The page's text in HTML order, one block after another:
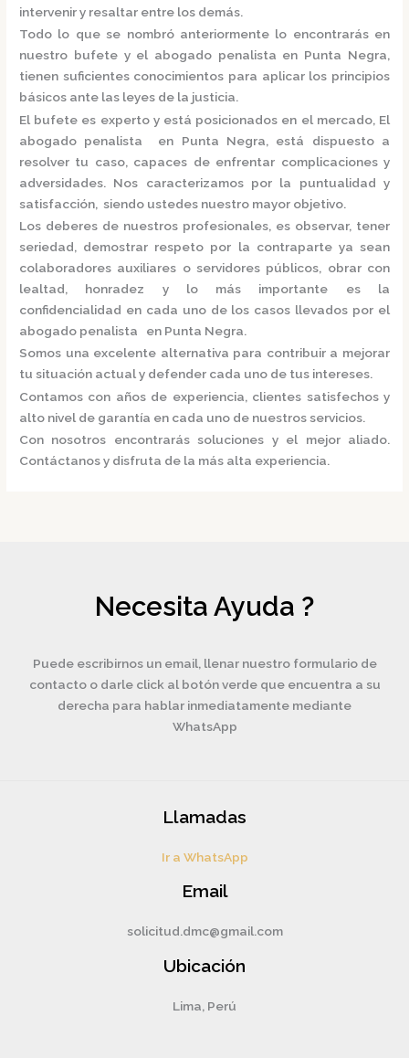
intervenir y resaltar entre los demás.
Todo lo que se nombró anteriormente lo encontrarás en
nuestro bufete y el abogado penalista en Punta Negra,
tienen suficientes conocimientos para aplicar los principios
básicos ante las leyes de la justicia.
El bufete es experto y está posicionados en el mercado, El
abogado penalista en Punta Negra, está
dispuesto a
resolver tu caso, capaces de enfrentar complicaciones y
adversidades. Nos caracterizamos por la puntualidad y
satisfacción, siendo ustedes nuestro mayor objetivo.
Los deberes de nuestros profesionales, es observar, tener
seriedad, demostrar respeto por la contraparte ya sean
colaboradores auxiliares o servidores públicos, obrar con
lealtad, honradez y lo más importante es la
confidencialidad en cada uno de los casos llevados por el
abogado penalista en Punta Negra.
Somos una excelente alternativa para contribuir a mejorar
tu situación actual y defender cada uno de tus intereses.
Contamos con años de experiencia, clientes satisfechos y
alto nivel de garantía en cada uno de nuestros servicios.
Con nosotros encontrarás soluciones y el mejor aliado.
Contáctanos y disfruta de la más alta experiencia.
Necesita Ayuda ?
Puede escribirnos un email, llenar nuestro formulario de
contacto o darle click al botón verde que encuentra a su
derecha para hablar inmediatamente mediante
WhatsApp
Llamadas
Ir a WhatsApp
Email
solicitud.dmc@gmail.com
Ubicación
Lima, Perú